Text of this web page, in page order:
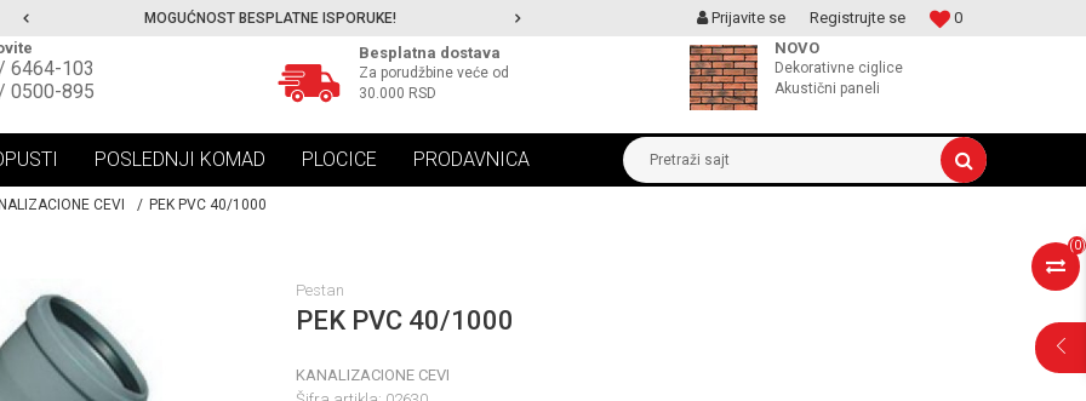
MOGUĆNOST BESPLATNE ISPORUKE! MOGUCNOST MONTAŽE PROIZVODA 0
Prijavite se
Registrujte se
6464-103
0500-895
Besplatna dostava
Za porudžbine veće od
30.000 RSD
NOVO
Dekorativne ciglice
Akustični paneli
POSLEDNJI KOMAD PLOCICE PRODAVNICA Pretraži sajt
(0)
CEVI PEK PVC 40/1000
Pestan
PEK PVC 40/1000
KANALIZACIONE CEVI